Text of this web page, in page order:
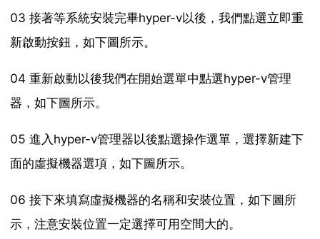
03 接著等系統安裝完畢hyper-v以後，我們點選立即重
新啟動按鈕，如下圖所示。
04 重新啟動以後我們在開始選單中點選hyper-v管理
器，如下圖所示。
05 進入hyper-v管理器以後點選操作選單，選擇新建下
面的虛擬機器選項，如下圖所示。
06 接下來填寫虛擬機器的名稱和安裝位置，如下圖所
示，注意安裝位置一定選擇可用空間大的。